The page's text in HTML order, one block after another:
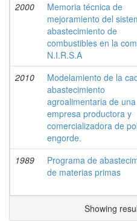
2000
Memoria técnica de
mejoramiento del
abastecimiento de
combustibles en la
N.I.R.S.A
2010
Modelamiento de la
abastecimiento
agroalimentaria de una
empresa productora y
comercializadora de
engorde.
1989
Programa de
de materias primas
Showing